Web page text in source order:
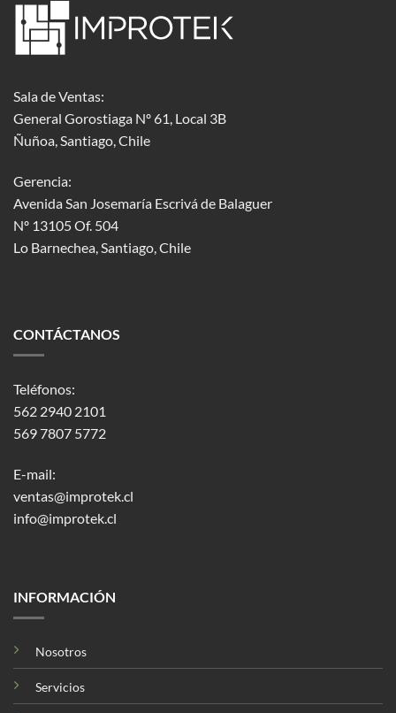
Sala de Ventas:
General Gorostiaga Nº 61, Local 3B
Ñuñoa, Santiago, Chile
Gerencia:
Avenida San Josemaría Escrivá de Balaguer
Nº 13105 Of. 504
Lo Barnechea , Santiago, Chile
CONTÁCTANOS
Teléfonos:
562 2940 2101
569 7807 5772
E-mail:
ventas@improtek.cl
info@improtek.cl
INFORMACIÓN
Nosotros
Servicios